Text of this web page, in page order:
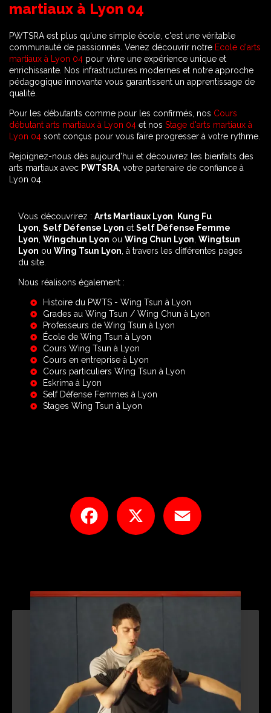
martiaux à Lyon 04
PWTSRA est plus qu'une simple école, c'est une véritable
communauté de passionnés. Venez découvrir notre Ecole d'arts
martiaux à Lyon 04 pour vivre une expérience unique et
enrichissante. Nos infrastructures modernes et notre approche
pédagogique innovante vous garantissent un apprentissage de
qualité.
Pour les débutants comme pour les confirmés, nos Cours
débutant arts martiaux à Lyon 04 et nos Stage d'arts martiaux à
Lyon 04 sont conçus pour vous faire progresser à votre rythme.
Rejoignez-nous dès aujourd'hui et découvrez les bienfaits des
arts martiaux avec PWTSRA , votre partenaire de confiance à
Lyon 04.
Vous découvrirez : Arts Martiaux Lyon
Kung Fu
Lyon Self Défense Lyon et Self Défense Femme
Lyon Wingchun Lyon ou Wing Chun Lyon Wingtsun
Lyon ou Wing Tsun Lyon , à travers les différentes pages
du site.
Nous réalisons également :
Histoire du PWTS - Wing Tsun à Lyon
Grades au Wing Tsun / Wing Chun à Lyon
Professeurs de Wing Tsun à Lyon
École de Wing Tsun à Lyon
Cours Wing Tsun à Lyon
Cours en entreprise à Lyon
Cours particuliers Wing Tsun à Lyon
Eskrima à Lyon
Self Défense Femmes à Lyon
Stages Wing Tsun à Lyon
Facebook